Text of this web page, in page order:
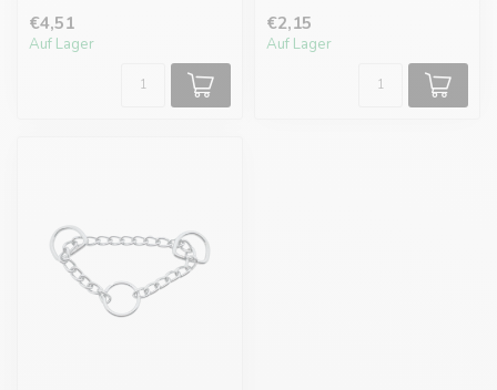
€4,51
Auf Lager
€2,15
Auf Lager